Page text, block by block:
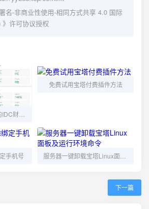
名-非商业性使用-相同方式共享 4.0 国际
》许可协议授权
免费试用宝塔付费插件方法
手机号
下一篇